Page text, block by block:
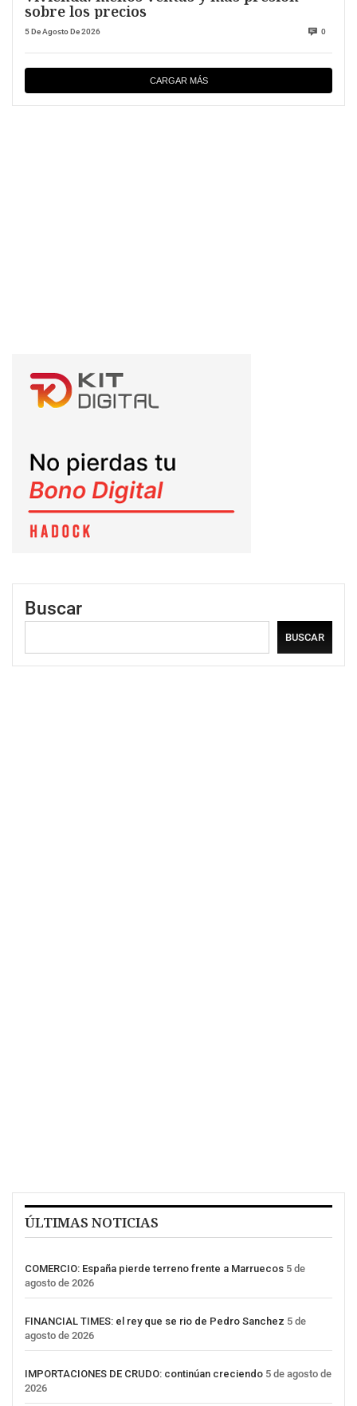
sobre los precios
5 De Agosto De 2026 0
CARGAR MÁS
Buscar
BUSCAR
ÚLTIMAS NOTICIAS
COMERCIO: España pierde terreno frente a Marruecos 5 de
agosto de 2026
FINANCIAL TIMES: el rey que se rio de Pedro Sanchez 5 de
agosto de 2026
IMPORTACIONES DE CRUDO: continúan creciendo 5 de agosto de
2026